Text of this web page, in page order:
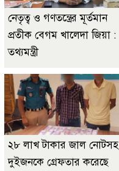
নেতৃত্ব ও গণতন্ত্রের মূর্তমান
প্রতীক বেগম খালেদা জিয়া :
তথ্যমন্ত্রী
২৮ লাখ টাকার জাল নোটসহ
দুইজনকে গ্রেফতার করেছে